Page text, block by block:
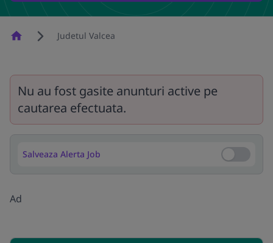
HomepageJudetul Valcea
Nu au fost gasite anunturi active pe
cautarea efectuata.
Salveaza Alerta Job Salveaza
Ad